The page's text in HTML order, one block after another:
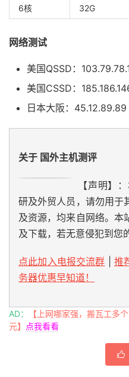
6核 32G
网络测试
美国QSSD：
美国CSSD：
日本大阪：45.12.89.89
关于 国外主机测评
【声明】
研及外贸人员，请勿用于
及资源，均来自网络。本
及下载，若无意侵犯到您
点此加入电报交流群
推
务器优惠早知道！
AD：
【上网哪家强，搬瓦工多
元】 点我看看
